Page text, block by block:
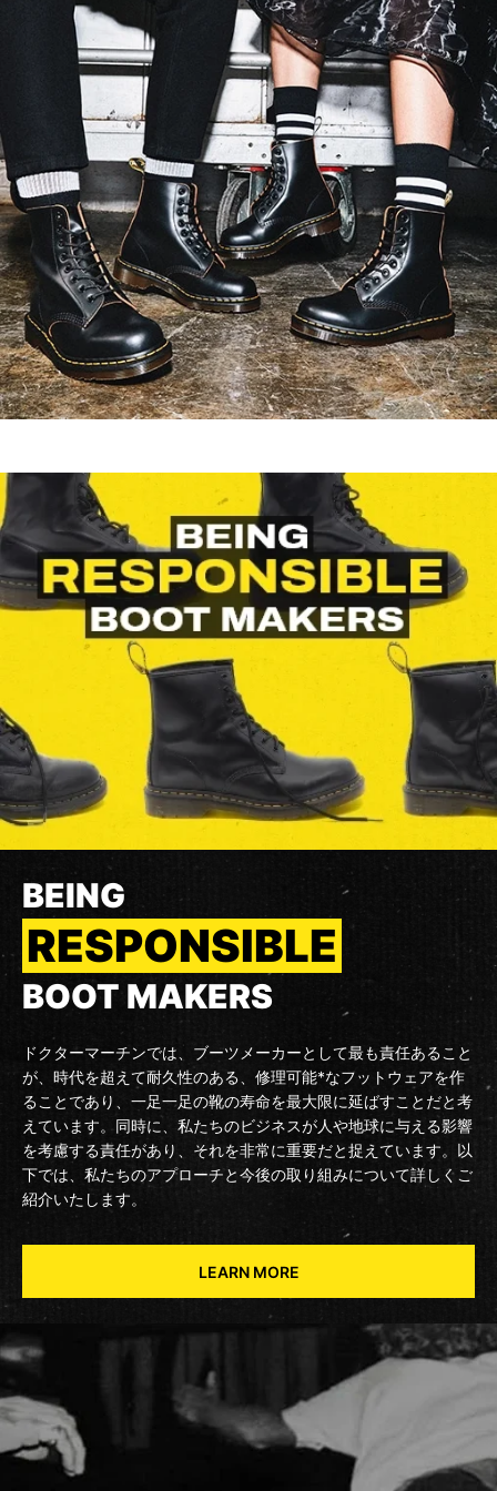
BEING
RESPONSIBLE
BOOT MAKERS
ドクターマーチンでは、ブーツメーカーとして最も責任あること
が、時代を超えて耐久性のある、修理可能*なフットウェアを作
ることであり、一足一足の靴の寿命を最大限に延ばすことだと考
えています。同時に、私たちのビジネスが人や地球に与える影響
を考慮する責任があり、それを非常に重要だと捉えています。以
下では、私たちのアプローチと今後の取り組みについて詳しくご
紹介いたします。
LEARN MORE